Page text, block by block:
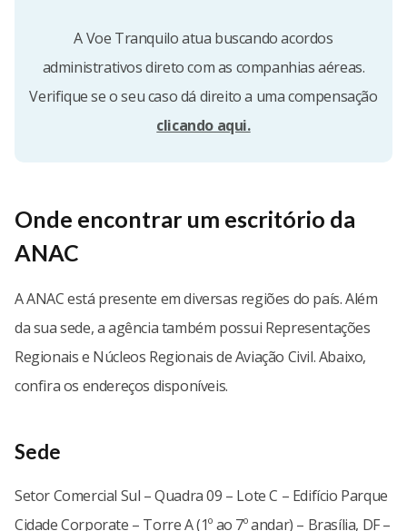
A Voe Tranquilo atua buscando acordos
administrativos direto com as companhias aéreas.
Verifique se o seu caso dá direito a uma compensação
clicando aqui.
Onde encontrar um escritório da
ANAC
A ANAC está presente em diversas regiões do país. Além
da sua sede, a agência também possui Representações
Regionais e Núcleos Regionais de Aviação Civil. Abaixo,
confira os endereços disponíveis.
Sede
Setor Comercial Sul – Quadra 09 – Lote C – Edifício Parque
Cidade Corporate – Torre A (1º ao 7º andar) – Brasília, DF –